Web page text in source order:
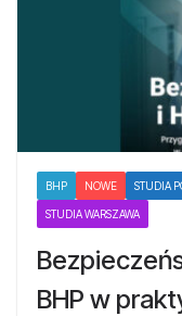
BHP NOWE STUDIA
STUDIA WARSZAWA
BHP w